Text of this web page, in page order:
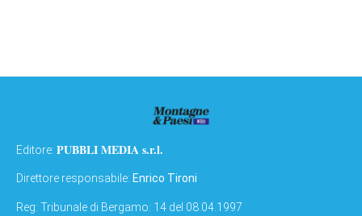
Editore: PUBBLI MEDIA s.r.l.
Direttore responsabile: Enrico Tironi
Reg: Tribunale di Bergamo: 14 del 08.04.1997